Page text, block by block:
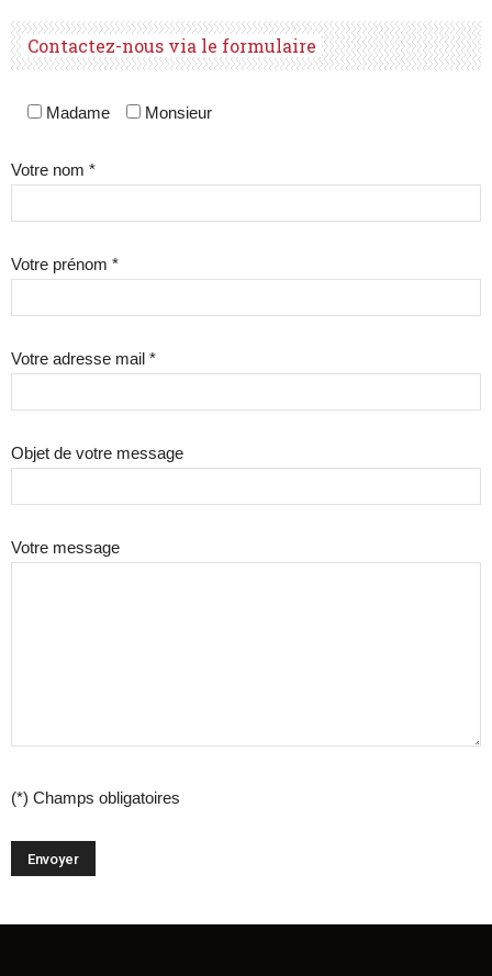
Contactez-nous via le formulaire
Madame Monsieur
Votre nom *
Votre prénom *
Votre adresse mail *
Objet de votre message
Votre message
(*) Champs obligatoires